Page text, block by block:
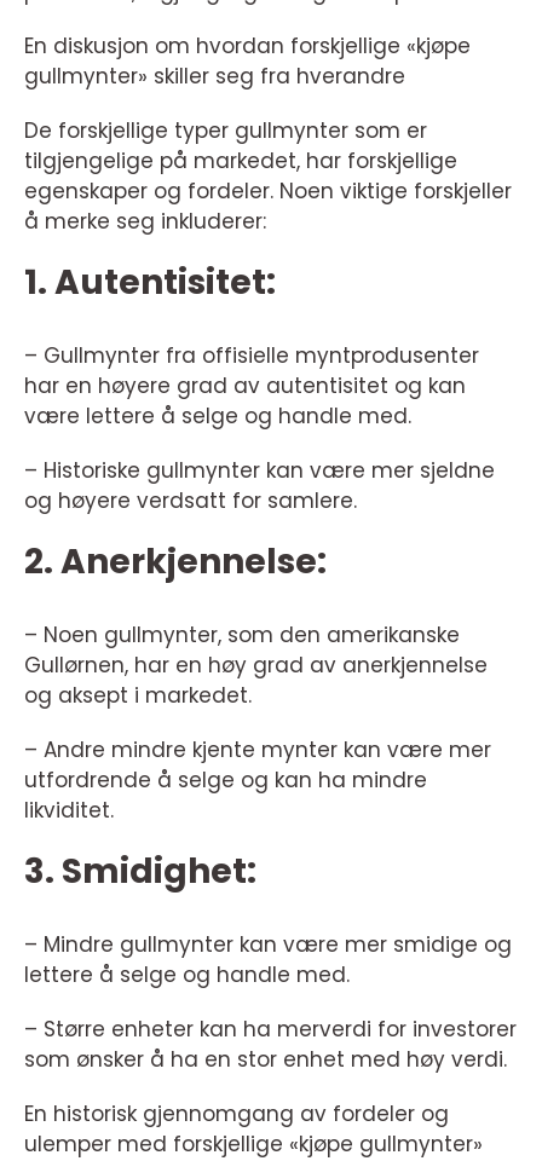
En diskusjon om hvordan forskjellige «kjøpe
gullmynter» skiller seg fra hverandre
De forskjellige typer gullmynter som er
tilgjengelige på markedet, har forskjellige
egenskaper og fordeler. Noen viktige forskjeller
å merke seg inkluderer:
1. Autentisitet:
– Gullmynter fra offisielle myntprodusenter
har en høyere grad av autentisitet og kan
være lettere å selge og handle med.
– Historiske gullmynter kan være mer sjeldne
og høyere verdsatt for samlere.
2. Anerkjennelse:
– Noen gullmynter, som den amerikanske
Gullørnen, har en høy grad av anerkjennelse
og aksept i markedet.
– Andre mindre kjente mynter kan være mer
utfordrende å selge og kan ha mindre
likviditet.
3. Smidighet:
– Mindre gullmynter kan være mer smidige og
lettere å selge og handle med.
– Større enheter kan ha merverdi for investorer
som ønsker å ha en stor enhet med høy verdi.
En historisk gjennomgang av fordeler og
ulemper med forskjellige «kjøpe gullmynter»